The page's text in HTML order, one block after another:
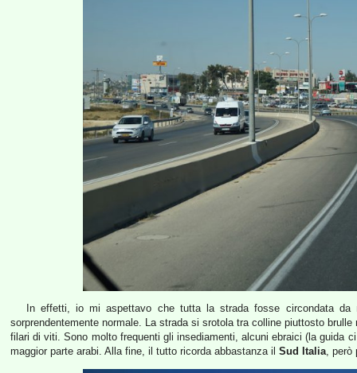
In effetti, io mi aspettavo che tutta la strada fosse circondata
sorprendentemente normale. La strada si srotola tra colline piuttosto
filari di viti. Sono molto frequenti gli insediamenti, alcuni ebraici (la guida
maggior parte arabi. Alla fine, il tutto ricorda abbastanza il Sud Italia, però